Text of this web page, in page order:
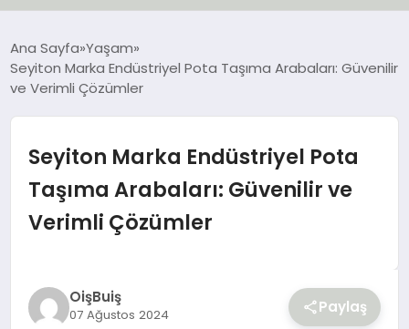
EKONOMİ
SIYASET
SPOR
Ana Sayfa Yaşam
Seyiton Marka Endüstriyel Pota Taşıma Arabaları: Güvenilir
ve Verimli Çözümler
Seyiton Marka Endüstriyel Pota
Taşıma Arabaları: Güvenilir ve
Verimli Çözümler
OişBuiş
07 Ağustos 2024 Paylaş